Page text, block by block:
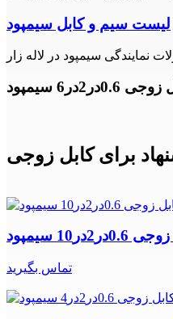
لیست سیم و کابل سیمپود
نمایندگی سیمپود در لاله زار
سیمپود
برای کابل زوجی
سیمپود
تماس بگیرید